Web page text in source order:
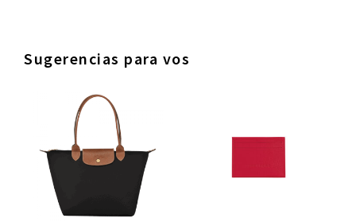
Sugerencias para vos